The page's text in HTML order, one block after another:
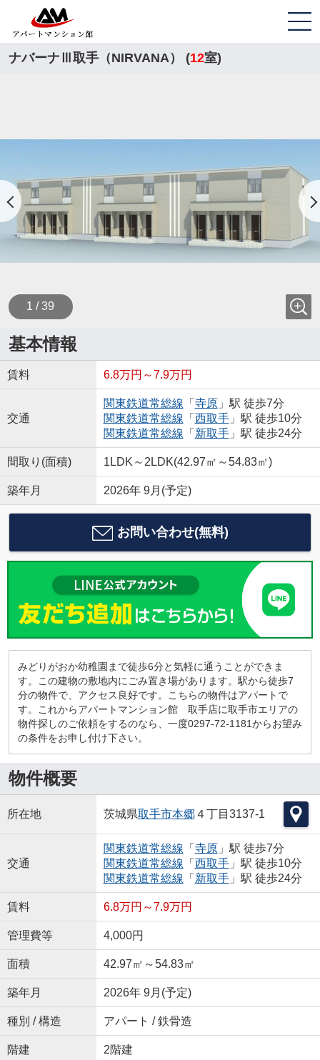
ナバーナⅢ取手（NIRVANA） (12室)
1 / 39
基本情報
賃料 6.8万円～7.9万円
交通
関東鉄道常総線 「 寺原」駅 徒歩7分
関東鉄道常総線 「 西取手」駅 徒歩10分
関東鉄道常総線 「 新取手」駅 徒歩24分
間取り(面積) 1LDK～2LDK(42.97㎡～54.83㎡)
築年月 2026年 9月(予定)
お問い合わせ(無料)
みどりがおか幼稚園まで徒歩6分と気軽に通うことができま
す。この建物の敷地内にごみ置き場があります。駅から徒歩7
分の物件で、アクセス良好です。こちらの物件はアパートで
す。これからアパートマンション館 取手店に取手市エリアの
物件探しのご依頼をするのなら、一度0297-72-1181からお望み
の条件をお申し付け下さい。
物件概要
所在地 茨城県取手市本郷４丁目3137-1
交通
関東鉄道常総線 「 寺原」駅 徒歩7分
関東鉄道常総線 「 西取手」駅 徒歩10分
関東鉄道常総線 「 新取手」駅 徒歩24分
賃料 6.8万円～7.9万円
管理費等 4,000円
面積 42.97㎡～54.83㎡
築年月 2026年 9月(予定)
種別 / 構造 アパート / 鉄骨造
階建 2階建